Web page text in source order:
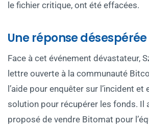
le fichier critique, ont été effacées.
Une réponse désespérée
Face à cet événement dévastateur,
lettre ouverte à la communauté
l’aide pour enquêter sur l’incident et
solution pour récupérer les fonds. Il
proposé de vendre Bitomat pour